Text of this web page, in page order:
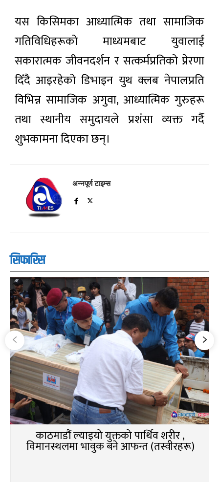
यस किसिमका आध्यात्मिक तथा सामाजिक
गतिविधिहरूको माध्यमबाट युवालाई
सकारात्मक जीवनदर्शन र सत्कर्मप्रतिको प्रेरणा
दिँदै आइरहेको डिभाइन युथ क्लब नेपालप्रति
विभिन्न सामाजिक अगुवा, आध्यात्मिक गुरुहरू
तथा स्थानीय समुदायले प्रशंसा व्यक्त गर्दै
शुभकामना दिएका छन्।
अन्नपूर्ण टाइम्स
सिफारिस
काठमाडौं ल्याइयो युक्तको पार्थिव शरीर ,
विमानस्थलमा भावुक बने आफन्त (तस्वीरहरू)